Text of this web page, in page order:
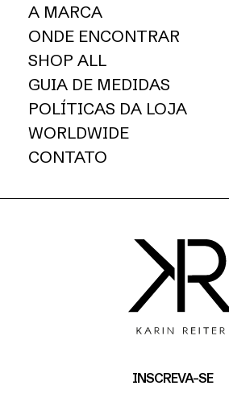
A MARCA
ONDE ENCONTRAR
SHOP ALL
GUIA DE MEDIDAS
POLÍTICAS DA LOJA
WORLDWIDE
CONTATO
INSCREVA-SE